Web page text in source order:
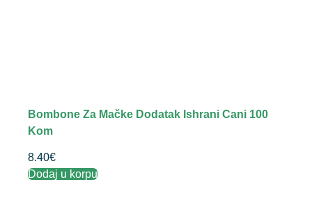
Bombone Za Mačke Dodatak Ishrani Cani 100
Kom
8.40€
Dodaj u korpu